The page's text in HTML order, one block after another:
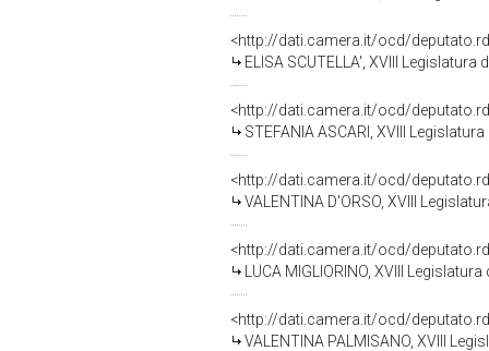
<http://dati.camera.it/ocd/
ELISA SCUTELLA', XVIII Legislatura
<http://dati.camera.it/ocd/
STEFANIA ASCARI, XVIII
<http://dati.camera.it/ocd/
VALENTINA D'ORSO, XVIII
<http://dati.camera.it/ocd/
LUCA MIGLIORINO, XVIII
<http://dati.camera.it/ocd/
VALENTINA PALMISANO, XVIII